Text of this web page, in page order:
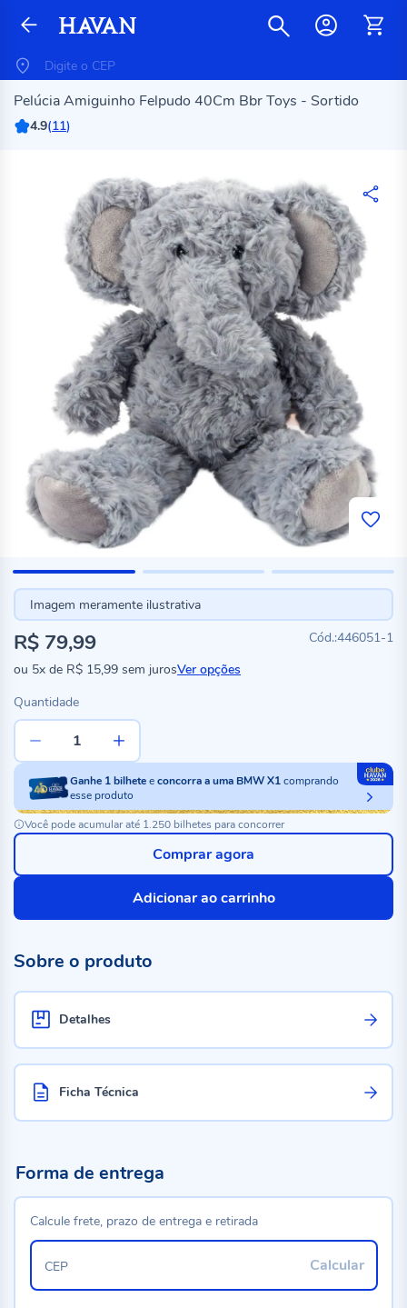
Pelúcia Amiguinho Felpudo 40Cm Bbr Toys - Sortido
4.9(11)
Imagem meramente ilustrativa
446051-1
R$ 79,99
ou 5x de R$ 15,99 sem jurosVer opções
Quantidade
Ganhe 1bilheteeconcorra a uma BMW X1comprando
esse produto
Você pode acumular até 1.250 bilhetes para concorrer
Adicionar ao carrinho
Comprar agora
Sobre o produto
Detalhes
Ficha Técnica
Forma de entrega
Calcule frete, prazo de entrega e retirada
Calcular
CEP